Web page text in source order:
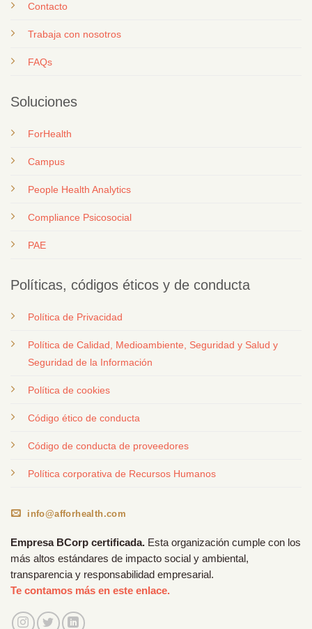
Contacto
Trabaja con nosotros
FAQs
Soluciones
ForHealth
Campus
People Health Analytics
Compliance Psicosocial
PAE
Políticas, códigos éticos y de conducta
Política de Privacidad
Política de Calidad, Medioambiente, Seguridad y Salud y
Seguridad de la Información
Política de cookies
Código ético de conducta
Código de conducta de proveedores
Política corporativa de Recursos Humanos
info@afforhealth.com
Empresa BCorp certificada. Esta organización cumple con los
más altos estándares de impacto social y ambiental,
transparencia y responsabilidad empresarial.
Te contamos más en este enlace.